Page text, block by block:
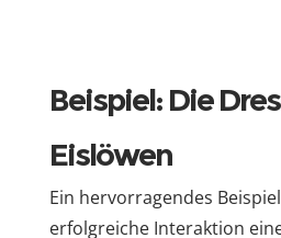
Beispiel: Die
Eislöwen
Ein hervorragendes
erfolgreiche Interaktion